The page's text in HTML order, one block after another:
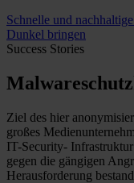
Schnelle und
Dunkel bringen
Success Stories
Ziel des hier
großes
IT-Security-
gegen die gängigen
Herausforderung